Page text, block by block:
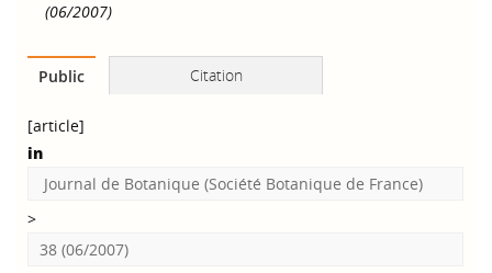
(06/2007)
Public Citation
[article]
in
Journal de Botanique (Société Botanique de France)
>
38 (06/2007)